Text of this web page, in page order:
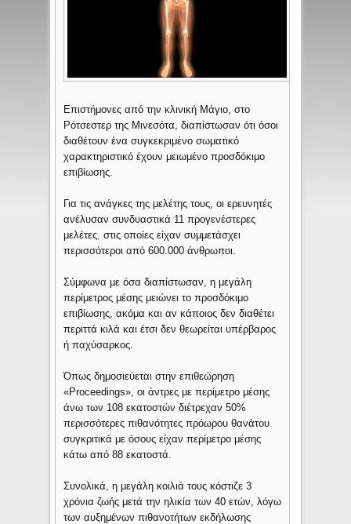
Επιστήμονες από την κλινική Μάγιο, στο
Ρότσεστερ της Μινεσότα, διαπίστωσαν ότι όσοι
διαθέτουν ένα συγκεκριμένο σωματικό
χαρακτηριστικό έχουν μειωμένο προσδόκιμο
επιβίωσης.
Για τις ανάγκες της μελέτης τους, οι ερευνητές
ανέλυσαν συνδυαστικά 11 προγενέστερες
μελέτες στις οποίες είχαν συμμετάσχει
περισσότεροι από 600.000 άνθρωποι.
Σύμφωνα με όσα διαπίστωσαν, η μεγάλη
περίμετρος μέσης μειώνει το προσδόκιμο
επιβίωσης, ακόμα και αν κάποιος δεν διαθέτει
περιττά κιλά και έτσι δεν θεωρείται υπέρβαρος
ή παχύσαρκος.
Όπως δημοσιεύεται στην επιθεώρηση
«Proceedings», οι άντρες με περίμετρο μέσης
άνω των 108 εκατοστών διέτρεχαν 50%
περισσότερες πιθανότητες πρόωρου θανάτου
συγκριτικά με όσους είχαν περίμετρο μέσης
κάτω από 88 εκατοστά.
Συνολικά, η μεγάλη κοιλιά τους κόστιζε 3
χρόνια ζωής μετά την ηλικία των 40 ετών, λόγω
των αυξημένων πιθανοτήτων εκδήλωσης